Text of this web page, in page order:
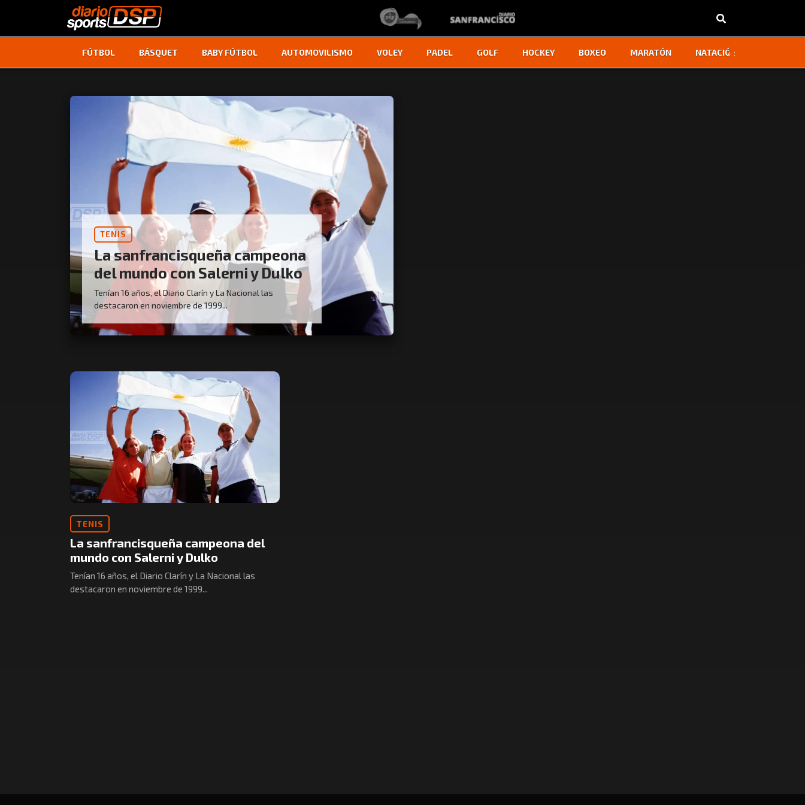
FÚTBOL BÁSQUET BABY FÚTBOL AUTOMOVILISMO VOLEY PADEL GOLF HOCKEY BOXEO MARATÓN NATACIÓN
‹ ›
TENIS
La sanfrancisqueña campeona
del mundo con Salerni y Dulko
Tenían 16 años, el Diario Clarín y La Nacional las
destacaron en noviembre de 1999...
TENIS
La sanfrancisqueña campeona del
mundo con Salerni y Dulko
Tenían 16 años, el Diario Clarín y La Nacional las
destacaron en noviembre de 1999...